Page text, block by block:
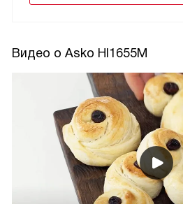
Видео о Asko HI1655M